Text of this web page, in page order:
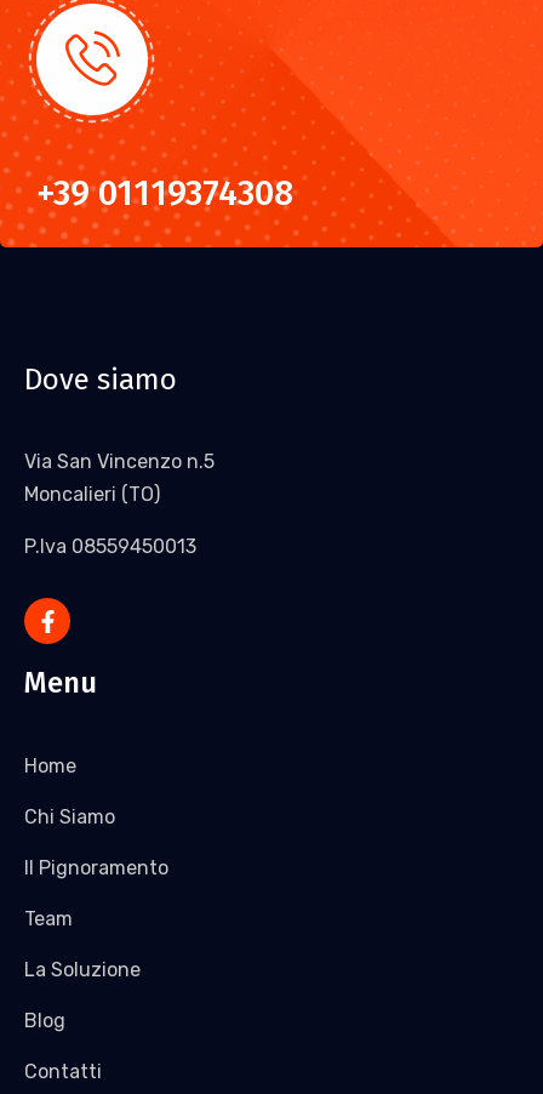
+39 01119374308
Dove siamo
Via San Vincenzo n.5
Moncalieri (TO)
P.Iva 08559450013
Menu
Home
Chi Siamo
Il Pignoramento
Team
La Soluzione
Blog
Contatti